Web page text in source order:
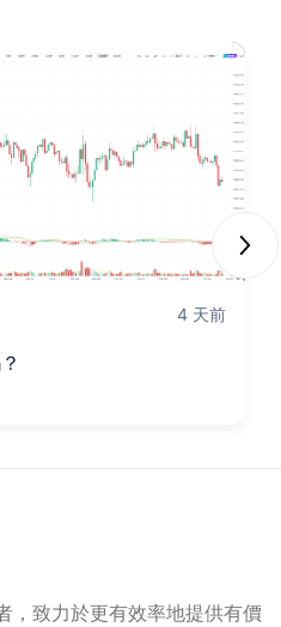
4 天前
，致力於更有效率地提供有價